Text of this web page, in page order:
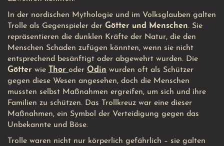
In der nordischen Mythologie und im Volksglauben galten
Trolle als Gegenspieler der Götter und Menschen. Sie
repräsentieren die dunklen Kräfte der Natur, die den
Menschen Schaden zufügen könnten, wenn sie nicht
entsprechend besänftigt oder abgewehrt wurden. Die
Götter wie Thor oder Odin wurden oft als Schützer
gegen diese Wesen angesehen, doch die Menschen
mussten selbst Maßnahmen ergreifen, um sich und ihre
Familien zu schützen. Das Trollkreuz war eine dieser
Maßnahmen, ein Symbol der Verteidigung gegen das
Unbekannte und Böse.
Trolle waren nicht nur körperlich gefährlich – sie galten